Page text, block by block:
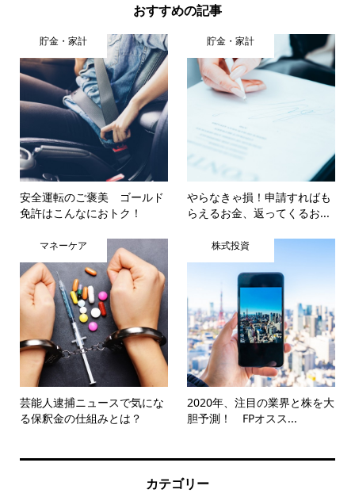
おすすめの記事
貯金・家計
安全運転のご褒美 ゴールド
免許はこんなにおトク！
貯金・家計
やらなきゃ損！申請すればも
らえるお金、返ってくるお...
マネーケア
芸能人逮捕ニュースで気にな
る保釈金の仕組みとは？
株式投資
2020年、注目の業界と株を大
胆予測！ FPオスス...
カテゴリー